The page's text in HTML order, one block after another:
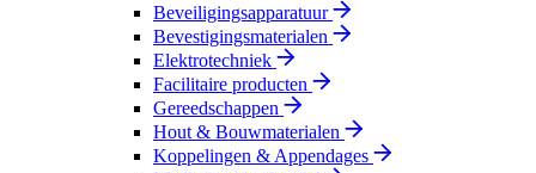
Beveiligingsapparatuur
Bevestigingsmaterialen
Elektrotechniek
Facilitaire producten
Gereedschappen
Hout & Bouwmaterialen
Koppelingen & Appendages